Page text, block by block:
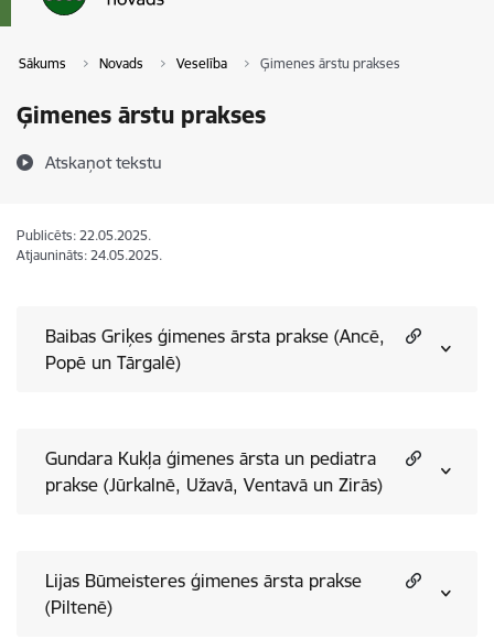
Sākums Novads Veselība Ģimenes ārstu prakses
Ģimenes ārstu prakses
Atskaņot tekstu
Publicēts: 22.05.2025.
Atjaunināts: 24.05.2025.
Baibas Griķes ģimenes ārsta prakse (Ancē,
Popē un Tārgalē)
Gundara Kukļa ģimenes ārsta un pediatra
prakse (Jūrkalnē, Užavā, Ventavā un Zirās)
Lijas Būmeisteres ģimenes ārsta prakse
(Piltenē)